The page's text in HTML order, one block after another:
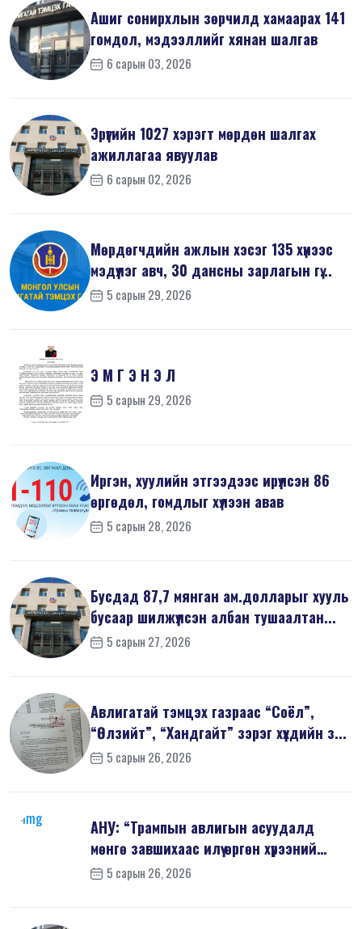
Ашиг сонирхлын зөрчилд хамаарах 141
гомдол, мэдээллийг хянан шалгав
6 сарын 03, 2026
Эрүүгийн 1027 хэрэгт мөрдөн шалгах
ажиллагаа явуулав
6 сарын 02, 2026
Мөрдөгчдийн ажлын хэсэг 135 хүнээс
мэдүүлэг авч, 30 дансны зарлагын гү...
5 сарын 29, 2026
Э М Г Э Н Э Л
5 сарын 29, 2026
Иргэн, хуулийн этгээдээс ирүүлсэн 86
өргөдөл, гомдлыг хүлээн авав
5 сарын 28, 2026
Бусдад 87,7 мянган ам.долларыг хууль
бусаар шилжүүлсэн албан тушаалтан...
5 сарын 27, 2026
Авлигатай тэмцэх газраас “Соёл”,
“Өлзийт”, “Хандгайт” зэрэг хүүхдийн з...
5 сарын 26, 2026
АНУ: “Трампын авлигын асуудалд
мөнгө завшихаас илүү өргөн хүрээний
шин...
5 сарын 26, 2026